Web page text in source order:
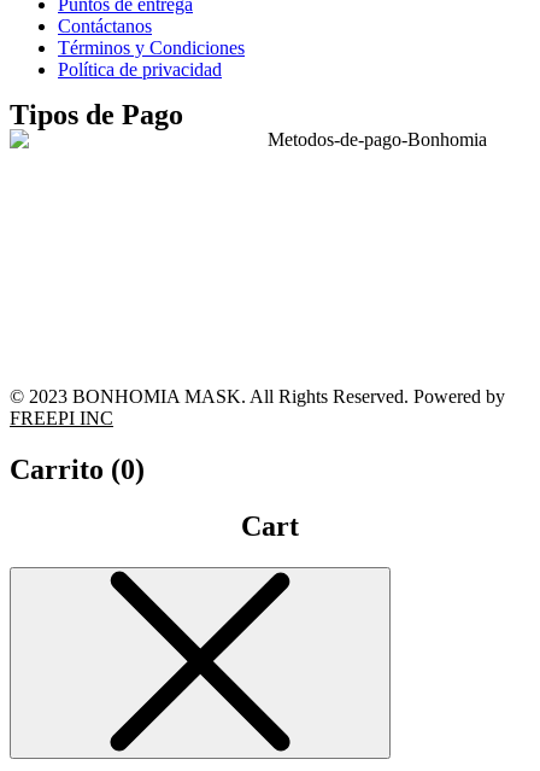
Puntos de entrega
Contáctanos
Términos y Condiciones
Política de privacidad
Tipos de Pago
© 2023 BONHOMIA MASK. All Rights Reserved. Powered by
FREEPI INC
Carrito (0)
Cart